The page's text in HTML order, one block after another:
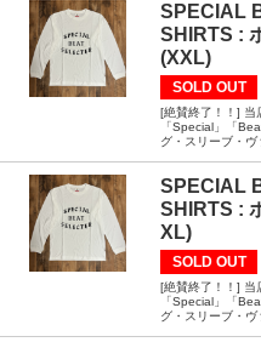
SPECIAL
SHIRTS :
(XXL)
SOLD OUT
[絶賛終了！！] 当
「Special」「
グ・スリーブ・ヴ
SPECIAL
SHIRTS :
XL)
SOLD OUT
[絶賛終了！！] 当
「Special」「
グ・スリーブ・ヴ